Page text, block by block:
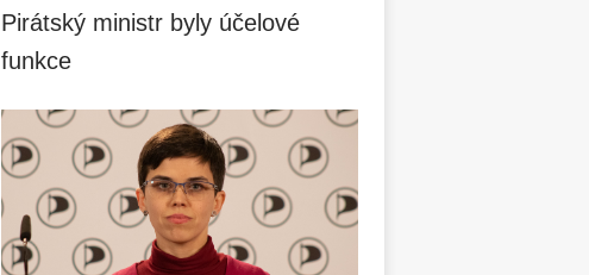
Pirátský ministr byly účelové
funkce